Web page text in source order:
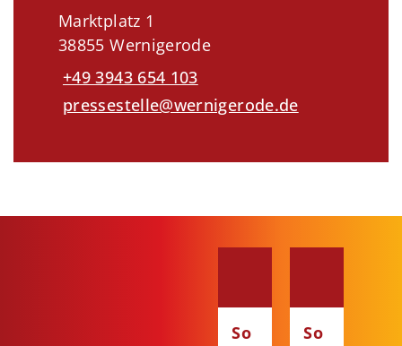
Marktplatz 1
38855 Wernigerode
+49 3943 654 103
pressestelle@wernigerode.de
So
So